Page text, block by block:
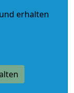
und erhalten